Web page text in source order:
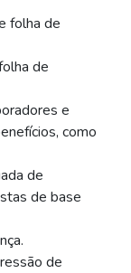
folha de
de
e
como
de
de base
de